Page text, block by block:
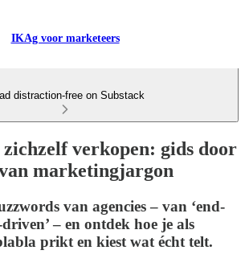
IKAg voor marketeers
distraction-free on Substack
zichzelf verkopen: gids door
marketingjargon
van agencies – van ‘end-
– en ontdek hoe je als
prikt en kiest wat écht telt.